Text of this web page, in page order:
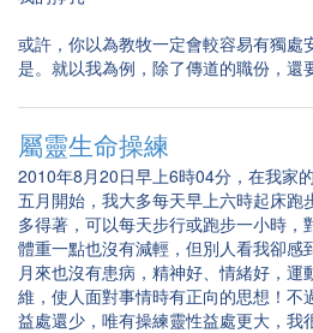
或許，你以為教牧一定會較容易有獨處
是。就以我為例，除了傳道的職份，還
屬靈生命操練
2010年8月20日早上6時04分，在我家
五月開始，我大多每天早上六時起床跑
多得著，可以每天步行或跑步一小時，
體重一點也沒有減輕，但別人看我卻感
月來也沒有患病，精神好、情緒好，運
維，使人面對事情時有正向的思想！不
益處還少，唯有操練靈性益處更大，我